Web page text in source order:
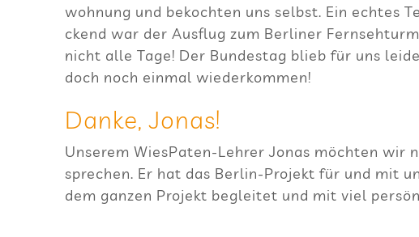
woh­nung und bekoch­ten uns selbst. Ein ech­tes
ckend war der Aus­flug zum Ber­li­ner
nicht alle Tage! Der Bun­des­tag blieb für uns
doch noch ein­mal wiederkommen!
Danke, Jonas!
Unse­rem Wie­sPa­ten-Leh­rer Jonas möch­ten wir
spre­chen. Er hat das Ber­lin-Pro­jekt für und mit
dem gan­zen Pro­jekt beglei­tet und mit viel